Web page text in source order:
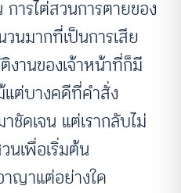
ารไต่สวนการตายของ
นมากที่เป็นการเสีย
านของเจ้าหน้าที่ก็มี
ต่บางคดีที่คำสั่ง
ชัดเจน แต่เรากลับไม่
นเพื่อเริ่มต้น
ญาแต่อย่างใด